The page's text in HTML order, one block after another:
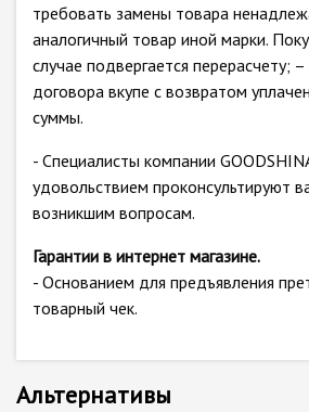
требовать замены товара
аналогичный товар иной марки.
случае подвергается перерасчету;
договора вкупе с возвратом
суммы.
- Специалисты компании
удовольствием проконсультируют
возникшим вопросам.
Гарантии в интернет магазине.
- Основанием для предъявления
товарный чек.
Альтернативы